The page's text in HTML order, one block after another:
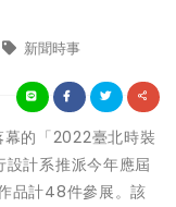
新聞時事
的「2022臺北時裝
計系推派今年應屆
品計48件參展。該